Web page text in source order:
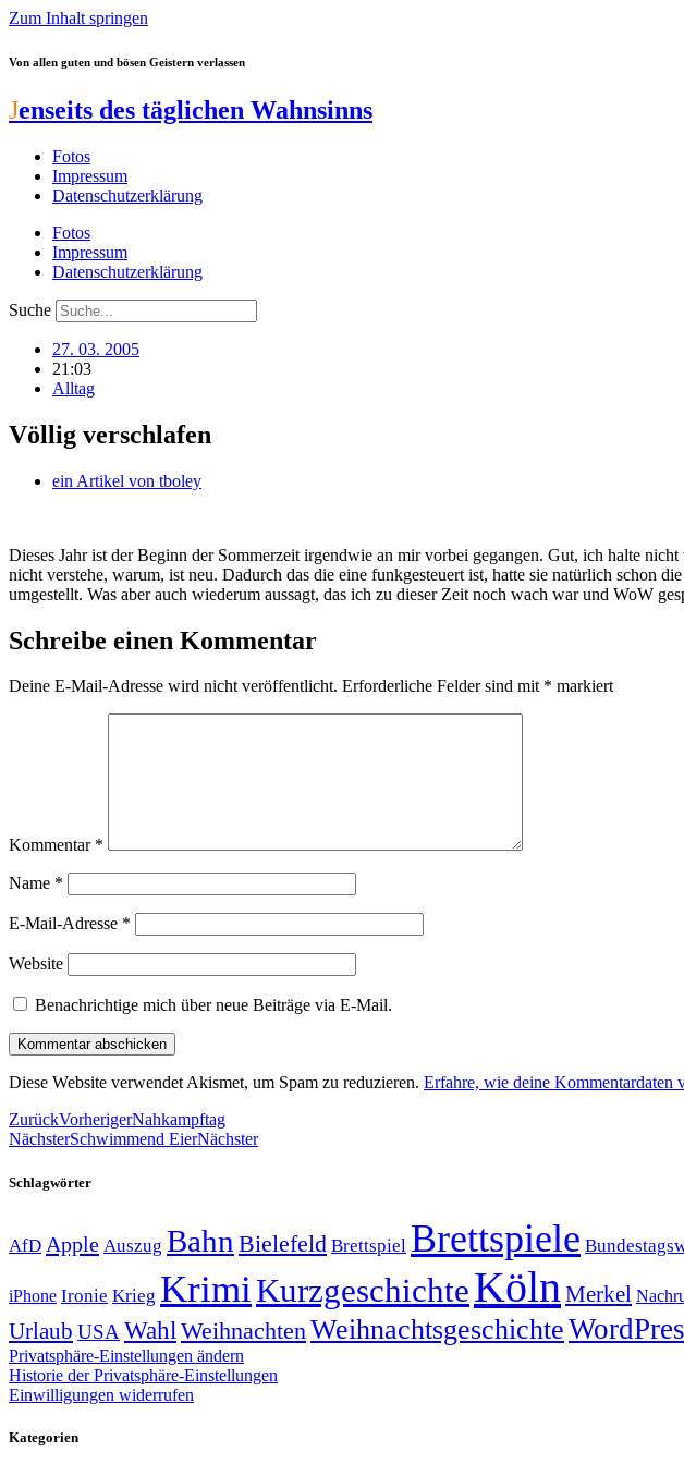
Zum Inhalt springen
Von allen guten und bösen Geistern verlassen
Jenseits des täglichen Wahnsinns
Fotos
Impressum
Datenschutzerklärung
Fotos
Impressum
Datenschutzerklärung
Suche
27. 03. 2005
21:03
Alltag
Völlig verschlafen
ein Artikel von tboley
Dieses Jahr ist der Beginn der Sommerzeit irgendwie an mir vorbei gegangen. Gut, ich halte
nicht verstehe, warum, ist neu. Dadurch das die eine funkgesteuert ist, hatte sie natürlich schon
umgestellt. Was aber auch wiederum aussagt, das ich zu dieser Zeit noch wach war und WoW
Schreibe einen Kommentar
Deine E-Mail-Adresse wird nicht veröffentlicht. Erforderliche Felder sind mit * markiert
Kommentar *
Name *
E-Mail-Adresse *
Website
Benachrichtige mich über neue Beiträge via E-Mail.
Diese Website verwendet Akismet, um Spam zu reduzieren. Erfahre, wie deine Kommentardaten
ZurückVorherigerNahkampftag
NächsterSchwimmend EierNächster
Schlagwörter
AfD Apple Auszug Bahn Bielefeld Brettspiel Brettspiele
iPhone Ironie Krieg KrimiKurzgeschichteKöln Merkel
Urlaub USA Wahl Weihnachten Weihnachtsgeschichte
Privatsphäre-Einstellungen ändern
Historie der Privatsphäre-Einstellungen
Einwilligungen widerrufen
Kategorien